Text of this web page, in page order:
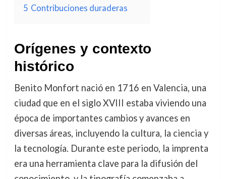
5 Contribuciones duraderas
Orígenes y contexto
histórico
Benito Monfort nació en 1716 en Valencia, una
ciudad que en el siglo XVIII estaba viviendo una
época de importantes cambios y avances en
diversas áreas, incluyendo la cultura, la ciencia y
la tecnología. Durante este periodo, la imprenta
era una herramienta clave para la difusión del